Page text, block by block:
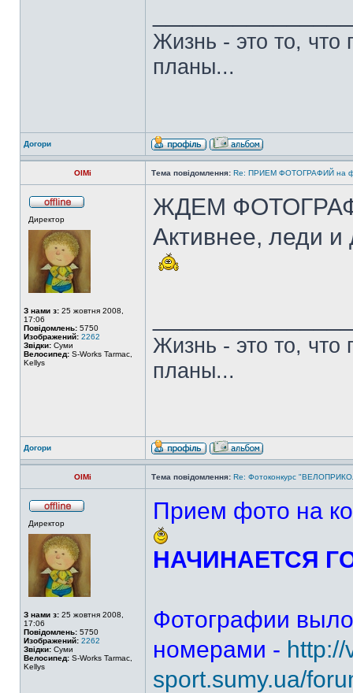
Жизнь - это то,
планы...
Догори
OlMi Тема повідомлення: Re: ПРИЕМ ФОТОГРАФИЙ на
Директор
З нами з: 25 жовтня 2008,
17:06
Повідомлень: 5750
Изображений: 2262
Звідки: Суми
Велосипед: S-Works Tarmac,
Kellys
ЖДЕМ
Активнее, леди
Жизнь - это то,
планы...
Догори
OlMi Тема повідомлення: Re: Фотоконкурс
Директор
З нами з: 25 жовтня 2008,
17:06
Повідомлень: 5750
Изображений: 2262
Звідки: Суми
Велосипед: S-Works Tarmac,
Kellys
Прием фото на
НАЧИНАЕТСЯ
Фотографии
номерами - http://
sport.sumy.ua/